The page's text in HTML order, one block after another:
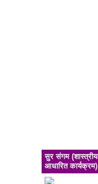
सुर संगम
आधारित कार्यक्रम)